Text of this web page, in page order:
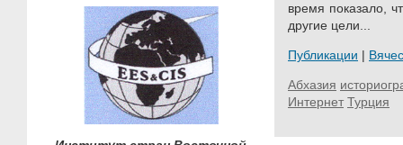
время показало,
другие цели...
Публикации |
Абхазия
Интернет Турция